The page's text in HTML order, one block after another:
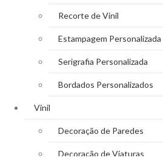
Recorte de Vinil
Estampagem Personalizada
Serigrafia Personalizada
Bordados Personalizados
Vinil
Decoração de Paredes
Decoração de Viaturas